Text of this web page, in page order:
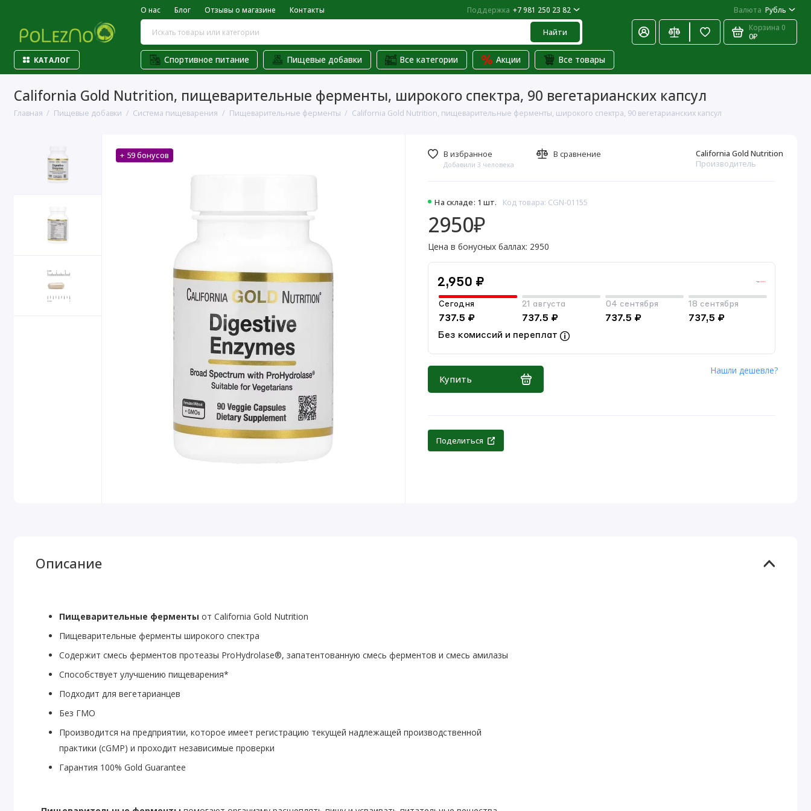
О нас Блог Отзывы о магазине Контакты Поддержка +7 981 250 23 82 Валюта Рубль
Найти Корзина 0
0₽
КАТАЛОГ Спортивное питание Пищевые добавки Все категории Акции Все товары
California Gold Nutrition, пищеварительные ферменты, широкого спектра, 90 вегетарианских капсул
Главная Пищевые добавки Система пищеварения Пищеварительные ферменты California Gold Nutrition, пищеварительные ферменты, широкого спектра, 90 вегетарианских капсул
+ 59 бонусов
На складе: 1 шт. Код товара: CGN-01155
California Gold Nutrition
Производитель
2950₽
Цена в бонусных баллах: 2950
2,950 ₽
Сегодня
737.5 ₽
21 августа
737.5 ₽
04 сентября
737.5 ₽
18 сентября
737,5 ₽
Без комиссий и переплат
Купить
Нашли дешевле?
В избранное
Добавили 3 человека
В сравнение
Поделиться
Описание
Пищеварительные ферменты от California Gold Nutrition
Пищеварительные ферменты широкого спектра
Содержит смесь ферментов протеазы ProHydrolase®, запатентованную смесь ферментов и смесь амилазы
Способствует улучшению пищеварения*
Подходит для вегетарианцев
Без ГМО
Производится на предприятии, которое имеет регистрацию текущей надлежащей производственной
практики (cGMP) и проходит независимые проверки
Гарантия 100% Gold Guarantee